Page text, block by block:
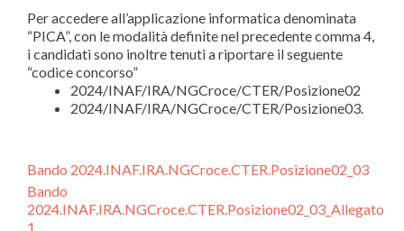
Per accedere all’applicazione informatica denominata
“PICA”, con le modalità definite nel precedente comma 4,
i candidati sono inoltre tenuti a riportare il seguente
“codice concorso”
2024/INAF/IRA/NGCroce/CTER/Posizione02
2024/INAF/IRA/NGCroce/CTER/Posizione03.
Bando 2024.INAF.IRA.NGCroce.CTER.Posizione02_03
Bando
2024.INAF.IRA.NGCroce.CTER.Posizione02_03_Allegato
1